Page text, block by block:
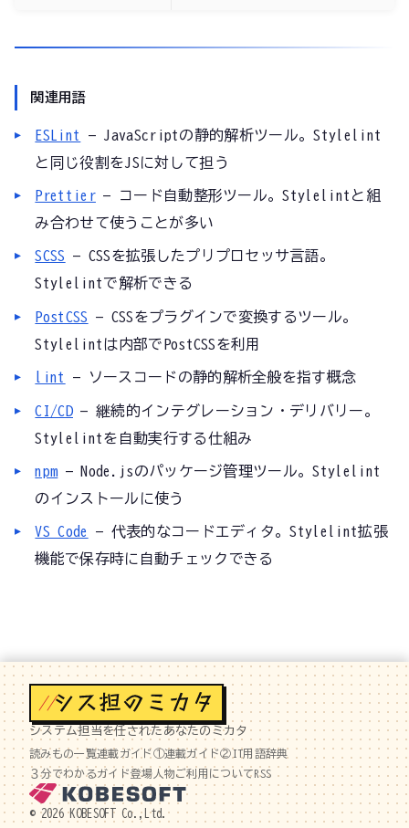
関連用語
ESLint
— JavaScriptの静的解析ツール。Stylelint
と同じ役割をJSに対して担う
Prettier— コード自動整形ツール。Stylelintと組
み合わせて使うことが多い
SCSS
— CSSを拡張したプリプロセッサ言語。
Stylelintで解析できる
PostCSS
— CSSをプラグインで変換するツール。
Stylelintは内部でPostCSSを利用
lint — ソースコードの静的解析全般を指す概念
CI/CD — 継続的インテグレーション・デリバリー。
Stylelintを自動実行する仕組み
npm — Node.jsのパッケージ管理ツール。Stylelint
のインストールに使う
VS Code
— 代表的なコードエディタ。Stylelint拡張
機能で保存時に自動チェックできる
//
システム担当を任されたあなたのミカタ
読みもの一覧連載ガイド①連載ガイド② IT用語辞典
３分でわかるガイド登場人物ご利用について RSS
© 2026 KOBESOFT Co.,Ltd.